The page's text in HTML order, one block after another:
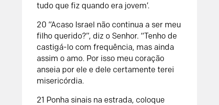
tudo que fiz quando era jovem’.
20 “Acaso Israel não continua a ser meu
filho querido?”, diz o Senhor. “Tenho de
castigá-lo com frequência, mas ainda
assim o amo. Por isso meu coração
anseia por ele e dele certamente terei
misericórdia.
21 Ponha sinais na estrada, coloque